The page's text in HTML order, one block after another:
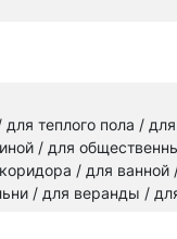
для теплого пола /
/ для
/ для ванной
/ для веранды /